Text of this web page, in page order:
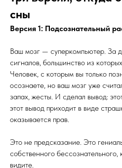
сны
Версия 1: Подсознательный
Ваш мозг — суперкомпьютер. За
сигналов, большинство из
Человек, с которым вы только
осознаете, но ваш мозг уже
запах, жесты. И сделал вывод:
этот вывод приходит в виде
оказывается прав.
Это не предсказание. Это
собственного бессознательного,
видите.